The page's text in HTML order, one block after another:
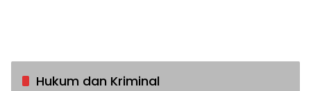
Hukum dan Kriminal